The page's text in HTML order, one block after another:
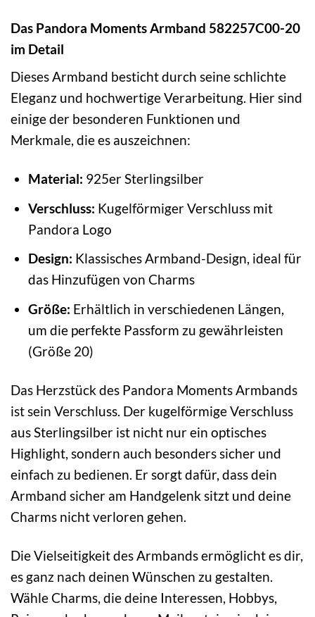
Das Pandora Moments Armband 582257C00-20
im Detail
Dieses Armband besticht durch seine schlichte
Eleganz und hochwertige Verarbeitung. Hier sind
einige der besonderen Funktionen und
Merkmale, die es auszeichnen:
Material: 925er Sterlingsilber
Verschluss: Kugelförmiger Verschluss mit
Pandora Logo
Design: Klassisches Armband-Design, ideal für
das Hinzufügen von Charms
Größe: Erhältlich in verschiedenen Längen,
um die perfekte Passform zu gewährleisten
(Größe 20)
Das Herzstück des Pandora Moments Armbands
ist sein Verschluss. Der kugelförmige Verschluss
aus Sterlingsilber ist nicht nur ein optisches
Highlight, sondern auch besonders sicher und
einfach zu bedienen. Er sorgt dafür, dass dein
Armband sicher am Handgelenk sitzt und deine
Charms nicht verloren gehen.
Die Vielseitigkeit des Armbands ermöglicht es dir,
es ganz nach deinen Wünschen zu gestalten.
Wähle Charms, die deine Interessen, Hobbys,